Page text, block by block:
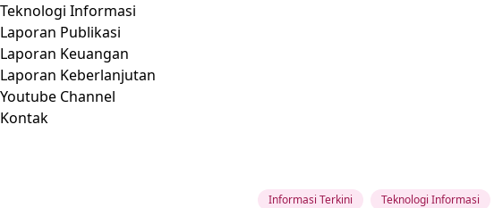
Teknologi Informasi
Laporan Publikasi
Laporan Keuangan
Laporan Keberlanjutan
Youtube Channel
Kontak
Informasi Terkini Teknologi Informasi